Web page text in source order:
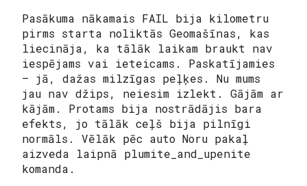
Pasākuma nākamais FAIL bija kilometru
pirms starta noliktās Geomašīnas, kas
liecināja, ka tālāk laikam braukt nav
iespējams vai ieteicams. Paskatījamies
– jā, dažas milzīgas peļķes. Nu mums
jau nav džips, neiesim izlekt. Gājām ar
kājām. Protams bija nostrādājis bara
efekts, jo tālāk ceļš bija pilnīgi
normāls. Vēlāk pēc auto Noru pakaļ
aizveda laipnā plumite_and_upenite
komanda.